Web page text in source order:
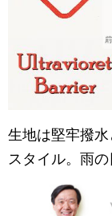
生地は堅牢撥
スタイル。雨